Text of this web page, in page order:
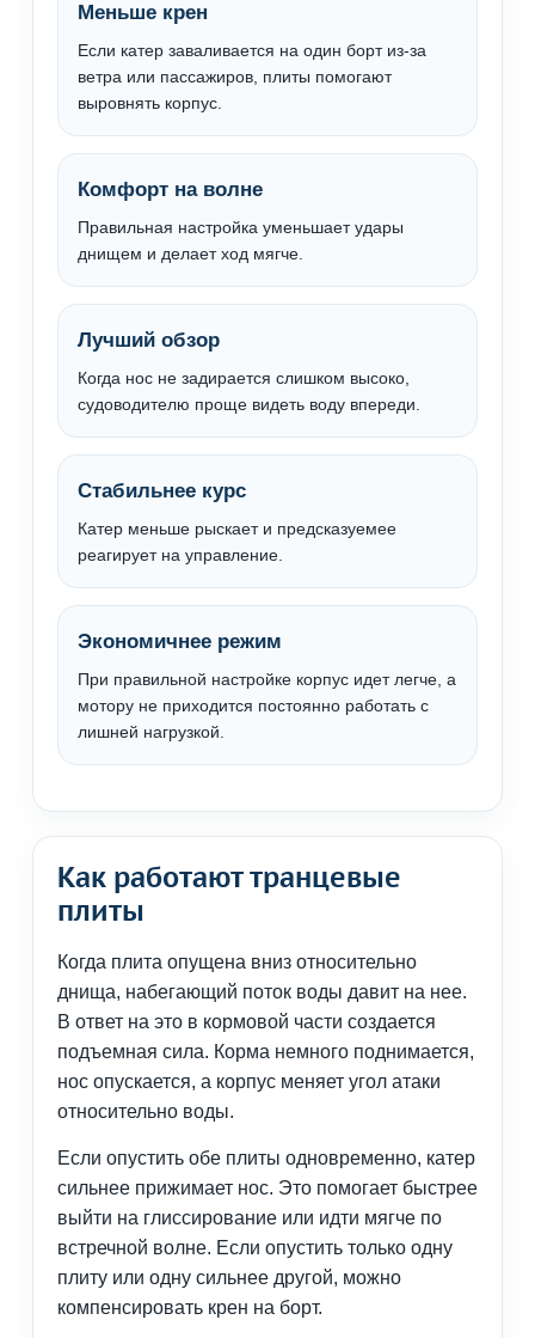
Меньше крен
Если катер заваливается на один борт из-за
ветра или пассажиров, плиты помогают
выровнять корпус.
Комфорт на волне
Правильная настройка уменьшает удары
днищем и делает ход мягче.
Лучший обзор
Когда нос не задирается слишком высоко,
судоводителю проще видеть воду впереди.
Стабильнее курс
Катер меньше рыскает и предсказуемее
реагирует на управление.
Экономичнее режим
При правильной настройке корпус идет легче, а
мотору не приходится постоянно работать с
лишней нагрузкой.
Как работают транцевые
плиты
Когда плита опущена вниз относительно
днища, набегающий поток воды давит на нее.
В ответ на это в кормовой части создается
подъемная сила. Корма немного поднимается,
нос опускается, а корпус меняет угол атаки
относительно воды.
Если опустить обе плиты одновременно, катер
сильнее прижимает нос. Это помогает быстрее
выйти на глиссирование или идти мягче по
встречной волне. Если опустить только одну
плиту или одну сильнее другой, можно
компенсировать крен на борт.